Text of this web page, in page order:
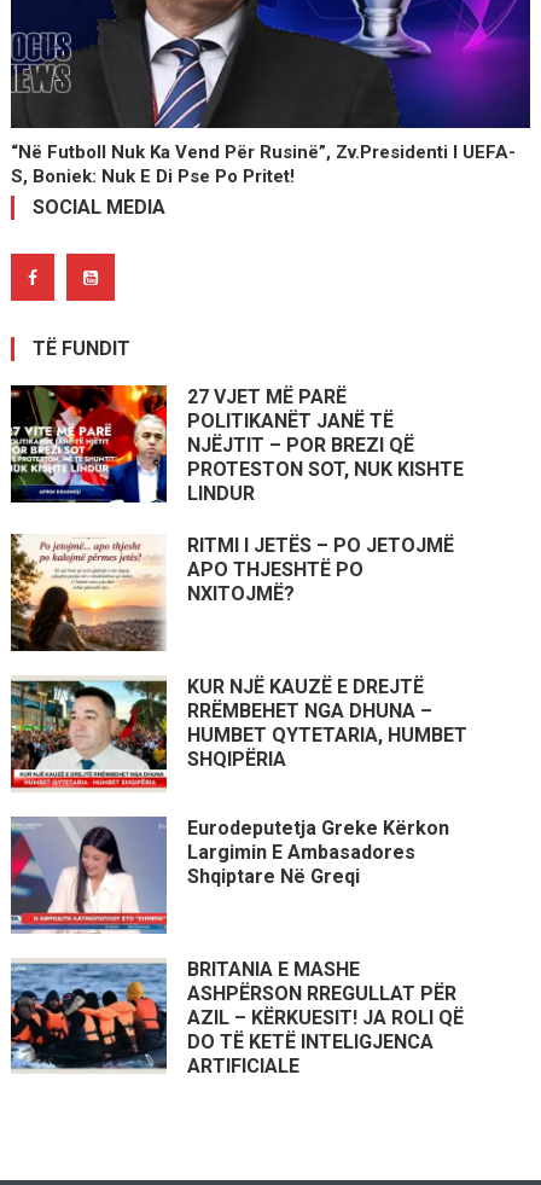
“Në Futboll Nuk Ka Vend Për Rusinë”, Zv.presidenti I UEFA-
S, Boniek: Nuk E Di Pse Po Pritet!
SOCIAL MEDIA
TË FUNDIT
27 VJET MË PARË
POLITIKANËT JANË TË
NJËJTIT – POR BREZI QË
PROTESTON SOT, NUK KISHTE
LINDUR
RITMI I JETËS – PO JETOJMË
APO THJESHTË PO
NXITOJMË?
KUR NJË KAUZË E DREJTË
RRËMBEHET NGA DHUNA –
HUMBET QYTETARIA, HUMBET
SHQIPËRIA
Eurodeputetja Greke Kërkon
Largimin E Ambasadores
Shqiptare Në Greqi
BRITANIA E MASHE
ASHPËRSON RREGULLAT PËR
AZIL – KËRKUESIT! JA ROLI QË
DO TË KETË INTELIGJENCA
ARTIFICIALE